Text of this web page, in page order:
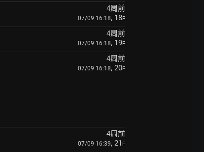
4周前
07/09 16:18, 18F
4周前
07/09 16:18, 19F
4周前
07/09 16:18, 20F
4周前
07/09 16:39, 21 F